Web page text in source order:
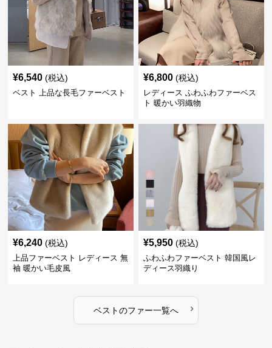
¥6,540 (税込)
ベスト 上品な長毛ファーベスト
¥6,800 (税込)
レディース ふわふわファーベス
ト 暖かい羽織物
¥6,240 (税込)
上品ファーベスト レディース 無
袖 暖かい毛皮風
¥5,950 (税込)
ふわふわファーベスト 韓国風レ
ディース羽織り
ベストのファー一覧へ ›